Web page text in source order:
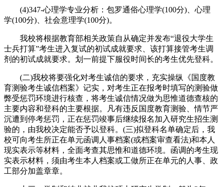
(4)347-心理学专业分析：包罗通俗心理学(100分)、心理
学(100分)、社会意理学(100分)。
我校将根据教育部相关政策自从确定并发布“退役大学生
士兵打算”考生进入复试的初试成就要求、该打算接管考生调
剂的初试成就要求。划一前提下服役时间长的考生优先登科。
(二)我校将要强化对考生诚信的要求，充实操纵《国度教
育测验考生诚信档案》记实，对考生正在报考时填写的测验做
弊受惩罚环境进行核查，将考生诚信情况做为思惟道德查核的
主要内容和登科的主要根据。凡有违反国度教育测验、情节严
沉遭到停考惩罚，正在惩罚竣事后继续报名加入研究生招生测
验的，由我校决定能否予以登科。(三)拟登科名单确定后，我
校可向考生所正在单元函调人事档案(或档案审查看法)和本人
现实表示等材料，全面考查其思惟和道德环境。函调的考生现
实表示材料，须由考生本人档案或工做所正在单元的人事、政
工部分加盖章章。